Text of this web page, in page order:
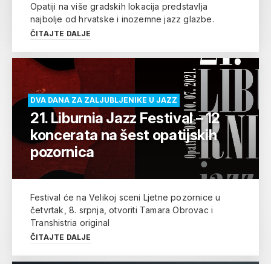
Opatiji na više gradskih lokacija predstavlja
najbolje od hrvatske i inozemne jazz glazbe.
ČITAJTE DALJE
DVA DANA ZA ZALJUBLJENIKE U JAZZ
21. Liburnia Jazz Festival – 12
koncerata na šest opatijskih
pozornica
Festival će na Velikoj sceni Ljetne pozornice u
četvrtak, 8. srpnja, otvoriti Tamara Obrovac i
Transhistria original
ČITAJTE DALJE